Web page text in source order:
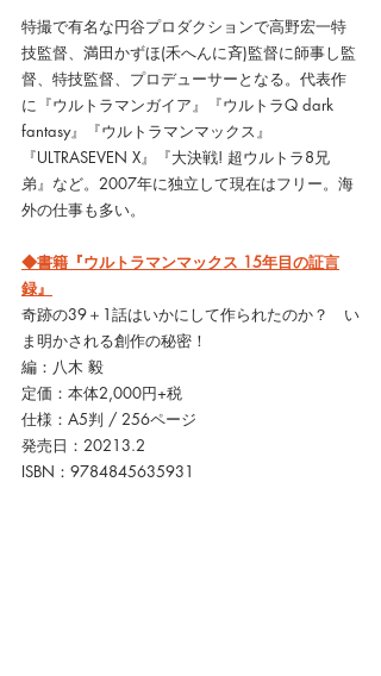
特撮で有名な円谷プロダクションで高野宏一特
技監督、満田かずほ(禾へんに斉)監督に師事し監
督、特技監督、プロデューサーとなる。代表作
に『ウルトラマンガイア』『ウルトラQ dark
fantasy』『ウルトラマンマックス』
『ULTRASEVEN X』『大決戦! 超ウルトラ8兄
弟』など。2007年に独立して現在はフリー。海
外の仕事も多い。
◆書籍『ウルトラマンマックス 15年目の証言
録』
奇跡の39＋1話はいかにして作られたのか？　い
ま明かされる創作の秘密！
編：八木 毅
定価：本体2,000円+税
仕様：A5判 / 256ページ
発売日：20213.2
ISBN：9784845635931